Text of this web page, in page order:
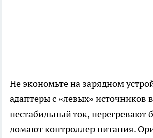
Не экономьте на зарядном
адаптеры с «левых» источников
нестабильный ток, перегревают
ломают контроллер питания.